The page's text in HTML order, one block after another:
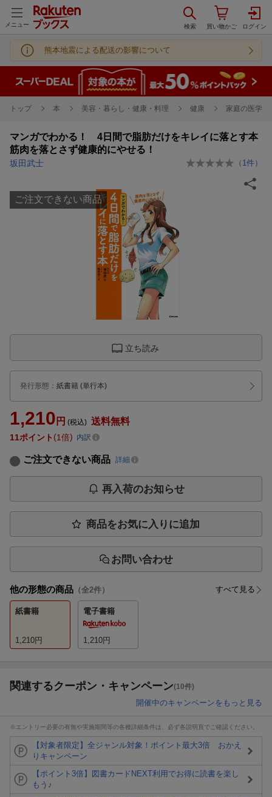
メニュー
熊本地震による配送の影響について
トップ 本 美容・暮らし・健康・料理 健康 家庭の医学
マンガでわかる！ 4日間で脂肪だけをキレイに落とす本
筋肉を落とさず健康的にやせる！
坂田武士 （ 1 件）
ご注文できない商品
立ち読み
発行形態 ： 紙書籍 (単行本)
1,210 円 (税込) 送料無料
11ポイント 1倍 内訳
ご注文できない商品 詳細
再入荷のお知らせ
商品をお気に入りに追加
お問い合わせ
他の形態の商品 （全2件） すべて見る
紙書籍
1,210円
電子書籍
1,210円
関連するクーポン・キャンペーン(10件)
開催中のキャンペーンをもっと見る
※エントリー必要の有無や実施期間等の各種詳細条件は、必ず各説明頁でご確認ください。
【対象者限定】全ジャンル対象！ポイント最大3倍 おかえ
りキャンペーン
【ポイント3倍】図書カードNEXT利用でお得に読書を楽し
もう♪